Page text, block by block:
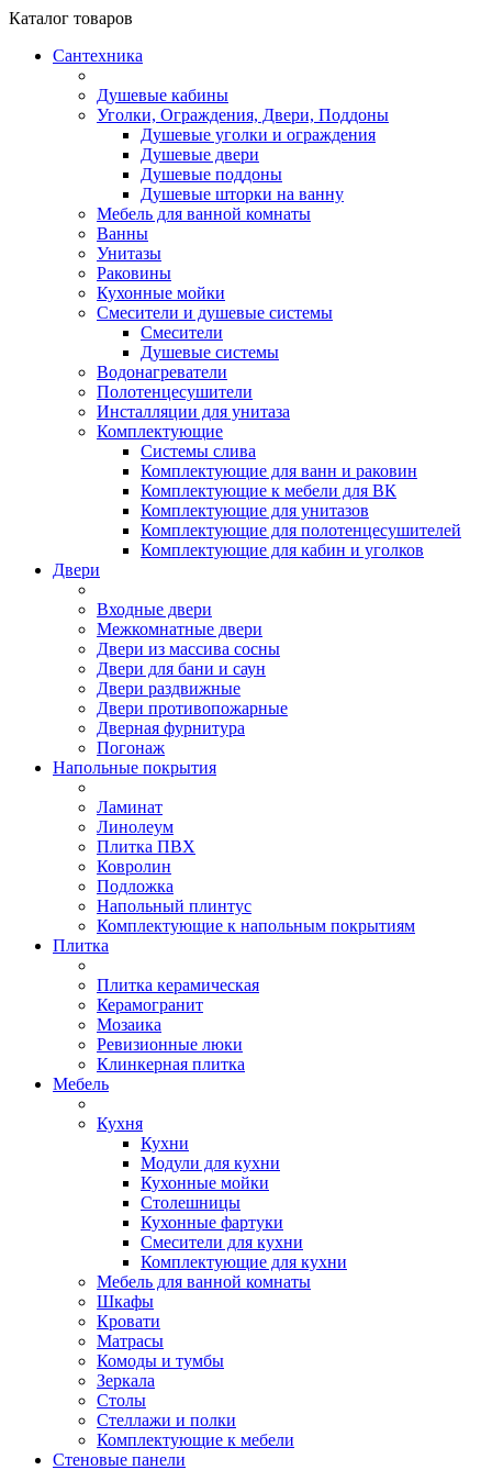
Каталог товаров
Сантехника
Душевые кабины
Уголки, Ограждения, Двери, Поддоны
Душевые уголки и ограждения
Душевые двери
Душевые поддоны
Душевые шторки на ванну
Мебель для ванной комнаты
Ванны
Унитазы
Раковины
Кухонные мойки
Смесители и душевые системы
Смесители
Душевые системы
Водонагреватели
Полотенцесушители
Инсталляции для унитаза
Комплектующие
Системы слива
Комплектующие для ванн и раковин
Комплектующие к мебели для ВК
Комплектующие для унитазов
Комплектующие для полотенцесушителей
Комплектующие для кабин и уголков
Двери
Входные двери
Межкомнатные двери
Двери из массива сосны
Двери для бани и саун
Двери раздвижные
Двери противопожарные
Дверная фурнитура
Погонаж
Напольные покрытия
Ламинат
Линолеум
Плитка ПВХ
Ковролин
Подложка
Напольный плинтус
Комплектующие к напольным покрытиям
Плитка
Плитка керамическая
Керамогранит
Мозаика
Ревизионные люки
Клинкерная плитка
Мебель
Кухня
Кухни
Модули для кухни
Кухонные мойки
Столешницы
Кухонные фартуки
Смесители для кухни
Комплектующие для кухни
Мебель для ванной комнаты
Шкафы
Кровати
Матрасы
Комоды и тумбы
Зеркала
Столы
Стеллажи и полки
Комплектующие к мебели
Стеновые панели